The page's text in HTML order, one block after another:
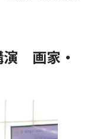
演 画家・